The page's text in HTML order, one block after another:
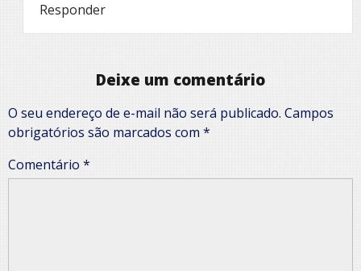
Responder
Deixe um comentário
O seu endereço de e-mail não será publicado. Campos
obrigatórios são marcados com *
Comentário *